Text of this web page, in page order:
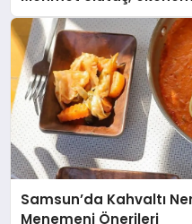
açıklamada şunları
Samsun’da Kahvaltı
Menemeni Önerileri